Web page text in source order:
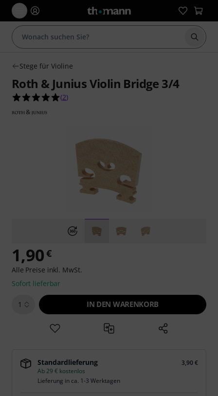
Suche
Stege für Violine
Roth & Junius Violin Bridge 3/4
5.0 von 5 Sternen aus 2 Kundenbewertungen
(2)
1,90€
Alle Preise inkl. MwSt.
Sofort lieferbar
1 IN DEN WARENKORB
Standardlieferung
3,90 €
Ab 29 € kostenlos
Lieferung in ca. 1-3 Werktagen